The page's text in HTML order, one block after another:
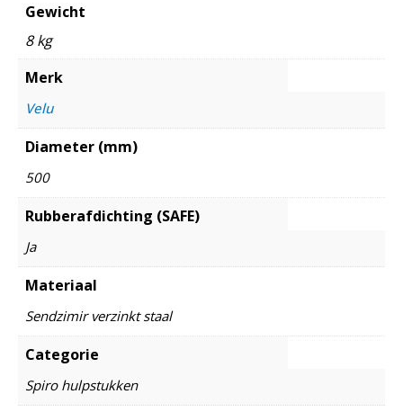
Gewicht
8 kg
Merk
Velu
Diameter (mm)
500
Rubberafdichting (SAFE)
Ja
Materiaal
Sendzimir verzinkt staal
Categorie
Spiro hulpstukken